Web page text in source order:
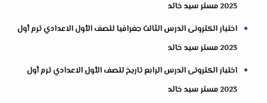
2023 مستر سيد خالد
اختبار الكترونى الدرس الثالث جغرافيا للصف الأول الاعدادي ترم أول
2023 مستر سيد خالد
اختبار الكترونى الدرس الرابع تاريخ للصف الأول الاعدادي ترم أول
2023 مستر سيد خالد